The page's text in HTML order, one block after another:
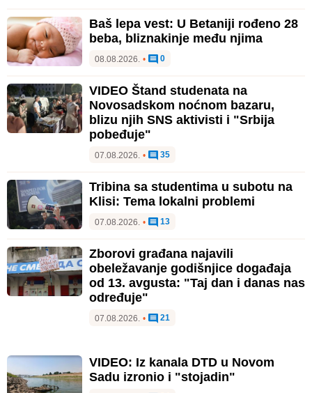
Baš lepa vest: U Betaniji rođeno 28
beba, bliznakinje među njima
08.08.2026. • 0
VIDEO Štand studenata na
Novosadskom noćnom bazaru,
blizu njih SNS aktivisti i "Srbija
pobeđuje"
07.08.2026. • 35
Tribina sa studentima u subotu na
Klisi: Tema lokalni problemi
07.08.2026. • 13
Zborovi građana najavili
obeležavanje godišnjice događaja
od 13. avgusta: "Taj dan i danas nas
određuje"
07.08.2026. • 21
VIDEO: Iz kanala DTD u Novom
Sadu izronio i "stojadin"